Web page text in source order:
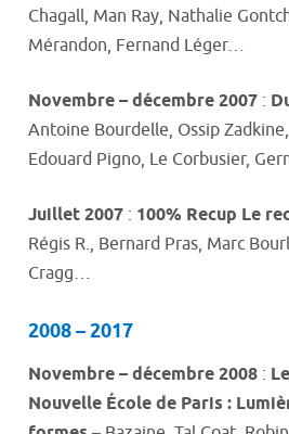
Chagall, Man Ray, Nathalie
Mérandon, Fernand Léger…
Novembre – décembre 2007 :
Antoine Bourdelle, Ossip
Edouard Pigno, Le Corbusier,
Juillet 2007 : 100% Recup Le
Régis R., Bernard Pras, Marc
Cragg…
2008 – 2017
Novembre – décembre 2008 :
Nouvelle École de Paris :